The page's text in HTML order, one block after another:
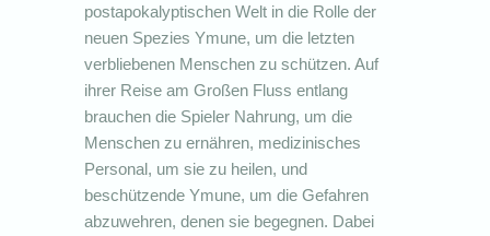
postapokalyptischen Welt in die Rolle der
neuen Spezies Ymune, um die letzten
verbliebenen Menschen zu schützen. Auf
ihrer Reise am Großen Fluss entlang
brauchen die Spieler Nahrung, um die
Menschen zu ernähren, medizinisches
Personal, um sie zu heilen, und
beschützende Ymune, um die Gefahren
abzuwehren, denen sie begegnen. Dabei